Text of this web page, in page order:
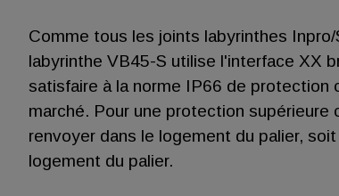
Comme tous les joints labyrinthes
labyrinthe VB45-S utilise l'interface XX
satisfaire à la norme IP66 de protection
marché. Pour une protection
renvoyer dans le logement du palier,
logement du palier.